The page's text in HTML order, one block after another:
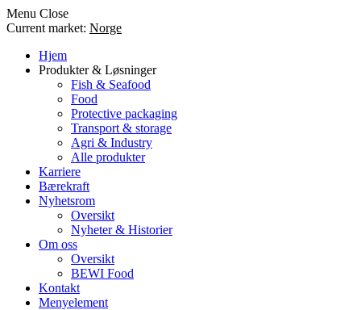
Menu Close
Current market: Norge
Hjem
Produkter & Løsninger
Fish & Seafood
Food
Protective packaging
Transport & storage
Agri & Industry
Alle produkter
Karriere
Bærekraft
Nyhetsrom
Oversikt
Nyheter & Historier
Om oss
Oversikt
BEWI Food
Kontakt
Menyelement